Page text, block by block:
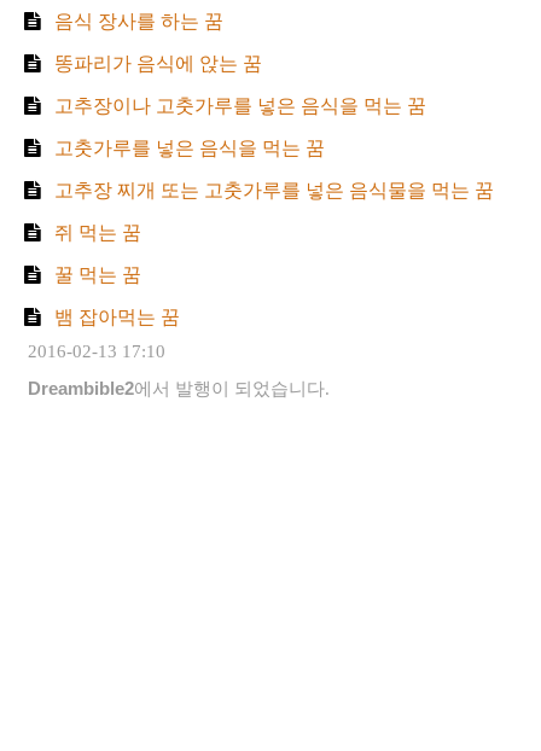
음식 장사를 하는 꿈
똥파리가 음식에 앉는 꿈
고추장이나 고춧가루를 넣은 음식을 먹는 꿈
고춧가루를 넣은 음식을 먹는 꿈
고추장 찌개 또는 고춧가루를 넣은 음식물을 먹는 꿈
쥐 먹는 꿈
꿀 먹는 꿈
뱀 잡아먹는 꿈
2016-02-13 17:10
Dreambible2에서 발행이 되었습니다.